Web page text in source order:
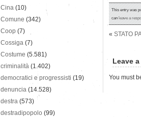
This entry was
canleave a
« STATO
Leave
You must
Cina (10)
Comune (342)
Coop (7)
Cossiga (7)
Costume (5.581)
criminalità (1.402)
democratici e progressisti (19)
denuncia (14.528)
destra (573)
destradipopolo (99)